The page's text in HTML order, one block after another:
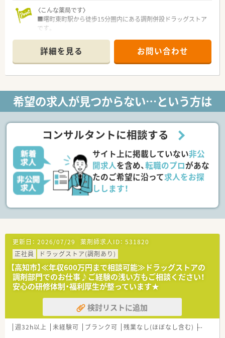
昇給率は比較的高く設定されています。
■設備投資、託児所運営を含め、様々な労働環境改善を図ってい
る薬局です。
〈こんな薬局です〉
■曙町東町駅から徒歩15分圏内にある調剤併設ドラッグストア
です。
門前には歯科・産科婦人科クリニックがございます。
■薬剤師2名体制です。
〈業務内容〉
■調剤業務、レセコンを用いての処方箋入力などをお願いしま
す。
■高知県内でドラッグストアを経営し、調剤併設店も展開してい
ます。
■医薬品から日用品、化粧品等も取扱があり幅広い業務に触れる
ことができます。
■薬剤師は新しいポストとなりますので、新たな挑戦をしたい方
に最適の環境です。調剤ご経験者であれば高年収が狙えます。
■広々とした調剤室はどこも綺麗で、監査システム・自動分包機
■ドラッグストアでのご就業となりますので、医薬品から日用
品、化粧品等も取扱があり幅広い業務に触れることができます。
〈こんな方にもおススメ〉
■高知県内で複数店舗展開のある薬局をお探しの方
■大手企業で安定した働き方を希望の方
■新しいポストやキャリアアップを目指したい方
などお気軽にお問い合わせください！
詳細を見る お問い合わせ
希望の求人が見つからない…という方は
コンサルタントに相談する
サイト上に掲載していない非公
開求人を含め、転職のプロがあな
たのご希望に沿って求人をお探
しします！
更新日： 2026/07/29 薬剤師求人ID： 531820
正社員
ドラッグストア(調剤あり)
【高知市】≪年収600万円まで相談可能≫ドラッグストアの
調剤部門でのお仕事♪ご経験の浅い方もご相談ください！
安心の研修体制・福利厚生が整っています★
検討リストに追加
週32h以上 未経験可 ブランク可 残業なし(ほぼなし含む) 車通勤